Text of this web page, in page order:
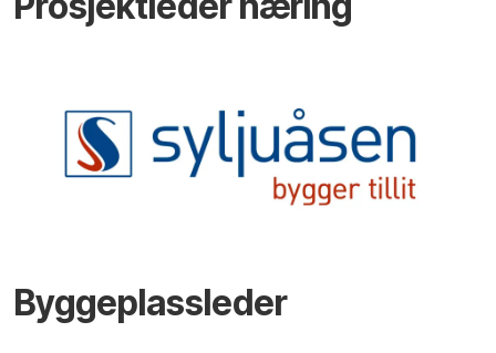
Byggeplassleder